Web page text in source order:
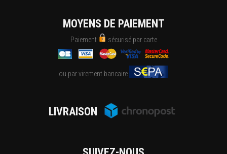
MOYENS DE PAIEMENT
Paiement sécurisé par carte
ou par virement bancaire
LIVRAISON